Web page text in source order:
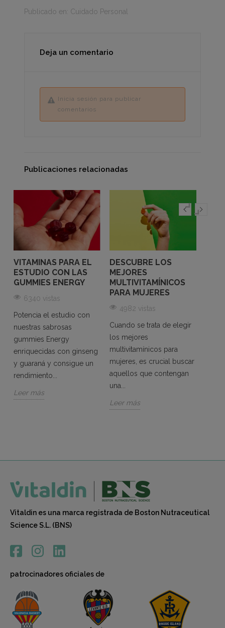
Publicado en: Cuidado Personal
Deja un comentario
Inicia sesión para publicar
comentarios
Publicaciones relacionadas
VITAMINAS PARA EL
ESTUDIO CON LAS
GUMMIES ENERGY
6340 vistas
Potencia el estudio con
nuestras sabrosas
gummies Energy
enriquecidas con ginseng
y guaraná y consigue un
rendimiento...
Leer más
DESCUBRE LOS
MEJORES
MULTIVITAMÍNICOS
PARA MUJERES
4982 vistas
Cuando se trata de elegir
los mejores
multivitamínicos para
mujeres, es crucial buscar
aquellos que contengan
una...
Leer más
Vitaldin es una marca registrada de Boston Nutraceutical
Science S.L. (BNS)
patrocinadores oficiales de